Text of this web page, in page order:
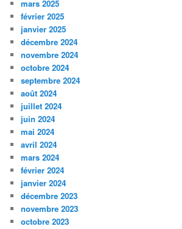
mars 2025
février 2025
janvier 2025
décembre 2024
novembre 2024
octobre 2024
septembre 2024
août 2024
juillet 2024
juin 2024
mai 2024
avril 2024
mars 2024
février 2024
janvier 2024
décembre 2023
novembre 2023
octobre 2023